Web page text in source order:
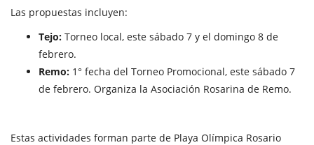
Las propuestas incluyen:
Tejo: Torneo local, este sábado 7 y el domingo 8 de
febrero.
Remo: 1° fecha del Torneo Promocional, este sábado 7
de febrero. Organiza la Asociación Rosarina de Remo.
Estas actividades forman parte de Playa Olímpica Rosario